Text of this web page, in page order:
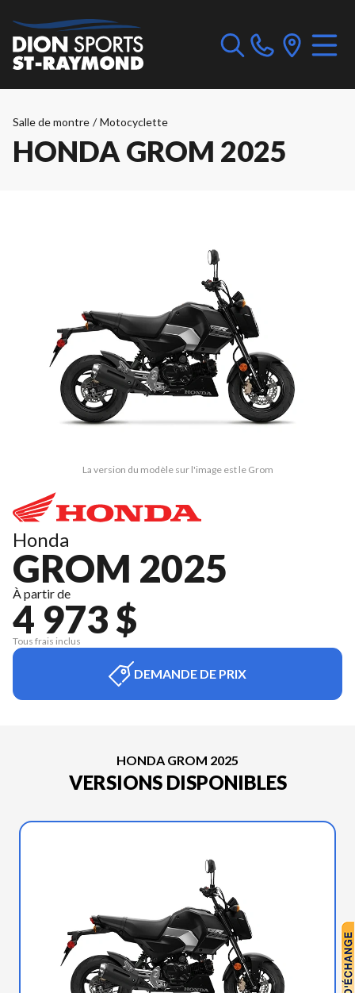
Salle de montre / Motocyclette
HONDA GROM 2025
La version du modèle sur l'image est le Grom
Honda
GROM 2025
À partir de
4 973 $
Tous frais inclus
DEMANDE DE PRIX
HONDA GROM 2025
VERSIONS DISPONIBLES